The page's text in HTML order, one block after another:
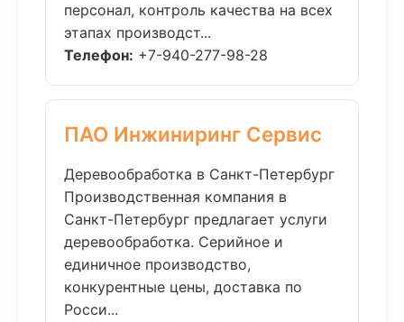
персонал, контроль качества на всех
этапах производст...
Телефон: +7-940-277-98-28
ПАО Инжиниринг Сервис
Деревообработка в Санкт-Петербург
Производственная компания в
Санкт-Петербург предлагает услуги
деревообработка. Серийное и
единичное производство,
конкурентные цены, доставка по
Росси...